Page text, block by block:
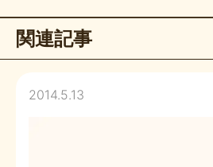
関連記事
2014.5.13